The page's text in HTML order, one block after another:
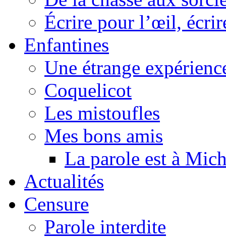
Écrire pour l’œil,
Enfantines
Une étrange
Coquelicot
Les mistoufles
Mes bons amis
La parole est à
Actualités
Censure
Parole interdite